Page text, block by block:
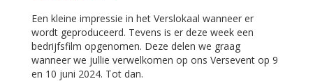
Een kleine impressie in het Verslokaal wanneer er
wordt geproduceerd. Tevens is er deze week een
bedrijfsfilm opgenomen. Deze delen we graag
wanneer we jullie verwelkomen op ons Versevent op 9
en 10 juni 2024. Tot dan.